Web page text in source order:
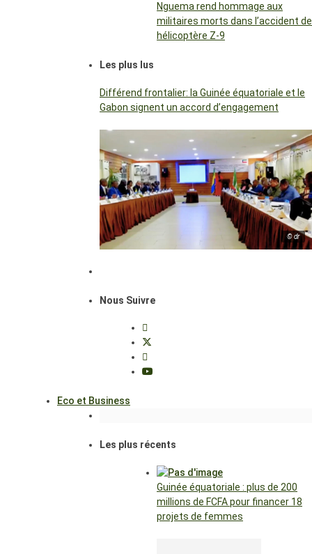
Nguema rend hommage aux
militaires morts dans l’accident de
hélicoptère Z-9
Les plus lus
Différend frontalier: la Guinée équatoriale et le
Gabon signent un accord d’engagement
© dr
Nous Suivre
Eco et Business
Les plus récents
Guinée équatoriale : plus de 200
millions de FCFA pour financer 18
projets de femmes